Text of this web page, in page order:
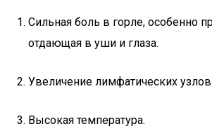
Сильная боль в горле, особенно
отдающая в уши и глаза.
Увеличение лимфатических
Высокая температура.